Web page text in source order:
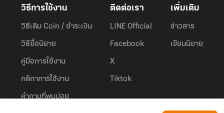
วิธีการใช้งาน
วิธีเติม Coin / ชำระเงิน
วิธีซื้อนิยาย
คู่มือการใช้งาน
กติกาการใช้งาน
คำถามที่พบบ่อย
ติดต่อเรา
LINE Official
Facebook
X
Tiktok
เพิ่มเติม
ข่าวสาร
เขียนนิยาย